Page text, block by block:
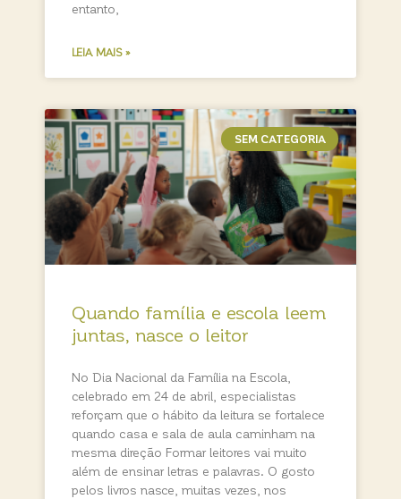
entanto,
LEIA MAIS »
SEM CATEGORIA
Quando família e escola leem
juntas, nasce o leitor
No Dia Nacional da Família na Escola,
celebrado em 24 de abril, especialistas
reforçam que o hábito da leitura se fortalece
quando casa e sala de aula caminham na
mesma direção Formar leitores vai muito
além de ensinar letras e palavras. O gosto
pelos livros nasce, muitas vezes, nos